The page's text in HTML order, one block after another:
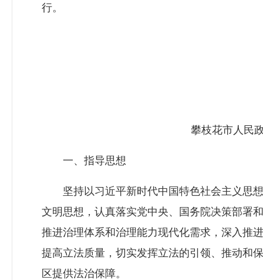
行。
攀枝花市人民
一、指导思想
坚持以习近平新时代中国特色社会主义思想
文明思想，认真落实党中央、国务院决策部署
推进治理体系和治理能力现代化需求，深入推
提高立法质量，切实发挥立法的引领、推动和
区提供法治保障。